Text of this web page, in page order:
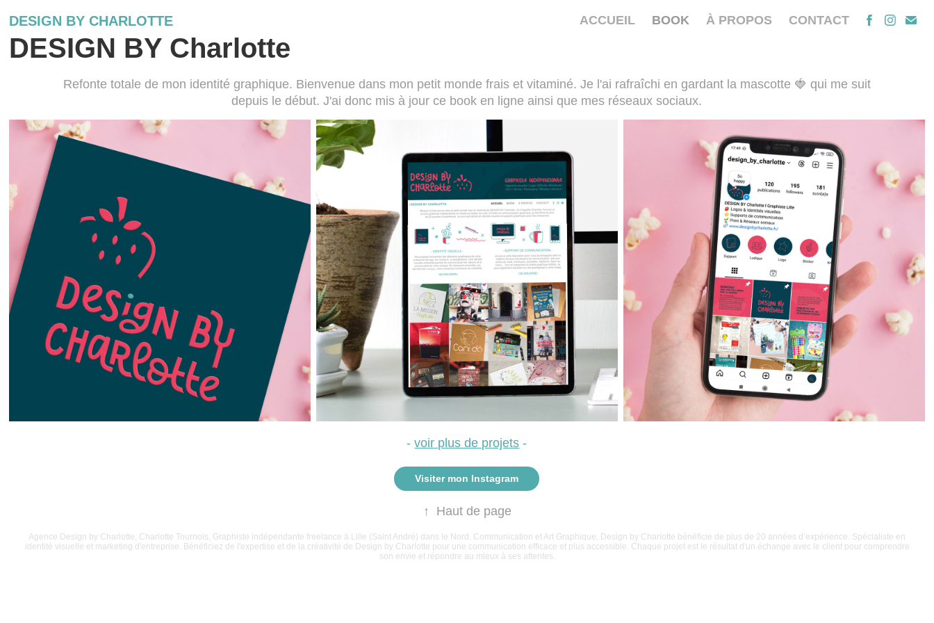
DESIGN BY CHARLOTTE ACCUEIL BOOK À PROPOS CONTACT
DESIGN BY Charlotte
Refonte totale de mon identité graphique. Bienvenue dans mon petit monde frais et vitaminé. Je l'ai rafraîchi en gardant la mascotte 🍓 qui me suit
depuis le début. J'ai donc mis à jour ce book en ligne ainsi que mes réseaux sociaux.
-voir plus de projets -
Visiter mon Instagram
↑ Haut de page
Agence Design by Charlotte, Charlotte Tournois, Graphiste indépendante freelance à Lille (Saint André) dans le Nord. Communication et Art Graphique, Design by Charlotte bénéficie de plus de 20 années d’expérience. Spécialiste en
identité visuelle et marketing d'entreprise. Bénéficiez de l'expertise et de la créativité de Design by Charlotte pour une communication efficace et plus accessible. Chaque projet est le résultat d'un échange avec le client pour comprendre
son envie et répondre au mieux à ses attentes.